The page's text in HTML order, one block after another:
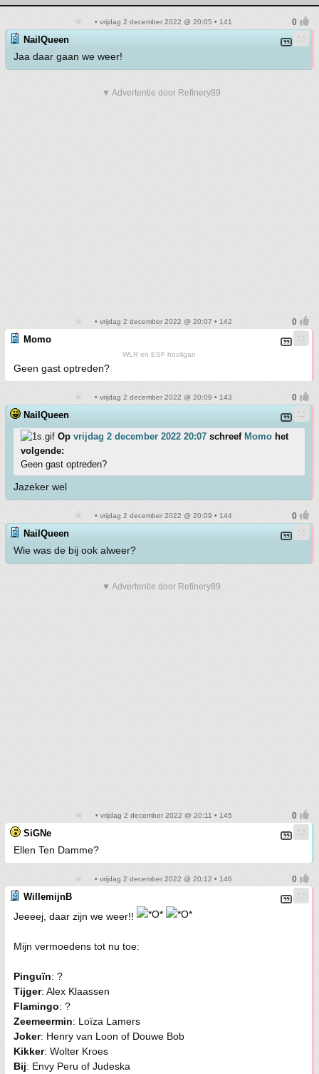
• vrijdag 2 december 2022 @ 20:05 • 141
NailQueen
Jaa daar gaan we weer!
▼ Advertentie door Refinery89
• vrijdag 2 december 2022 @ 20:07 • 142
Momo
WLR en ESF hooligan
Geen gast optreden?
• vrijdag 2 december 2022 @ 20:09 • 143
NailQueen
Op vrijdag 2 december 2022 20:07 schreef Momo het
volgende:
Geen gast optreden?
Jazeker wel
• vrijdag 2 december 2022 @ 20:09 • 144
NailQueen
Wie was de bij ook alweer?
▼ Advertentie door Refinery89
• vrijdag 2 december 2022 @ 20:11 • 145
SiGNe
Ellen Ten Damme?
• vrijdag 2 december 2022 @ 20:12 • 146
WillemijnB
Jeeeej, daar zijn we weer!!
Mijn vermoedens tot nu toe:
Pinguïn: ?
Tijger: Alex Klaassen
Flamingo: ?
Zeemeermin: Loïza Lamers
Joker: Henry van Loon of Douwe Bob
Kikker: Wolter Kroes
Bij: Envy Peru of Judeska